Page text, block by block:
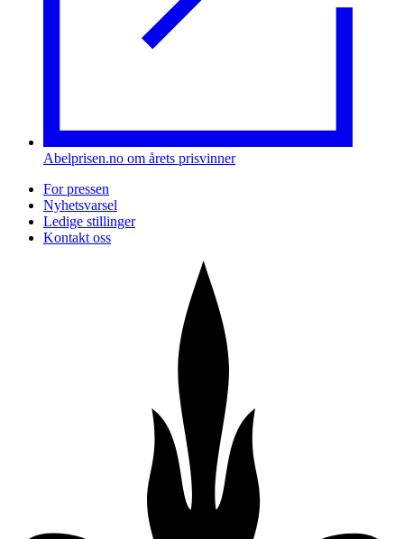
Abelprisen.no om årets prisvinner
For pressen
Nyhetsvarsel
Ledige stillinger
Kontakt oss